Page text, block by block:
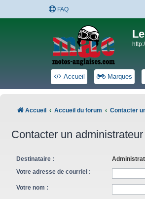
FAQ
Accueil Marques
Accueil Accueil du forum Contacter
Contacter un
Destinataire :
Votre adresse de courriel :
Votre nom :